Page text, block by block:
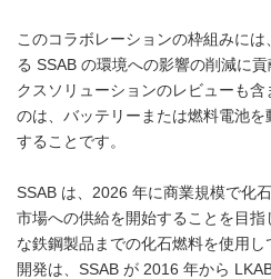
このコラボレーションの枠組みに
る SSAB の環境への影響の削減に
クスソリューションのレビューも
のは、バッテリーまたは燃料電池
することです。
SSAB は、2026 年に商業規模で化
市場への供給を開始することを目
な鉄鋼製品までの化石燃料を使用
開発は、SSAB が 2016 年から